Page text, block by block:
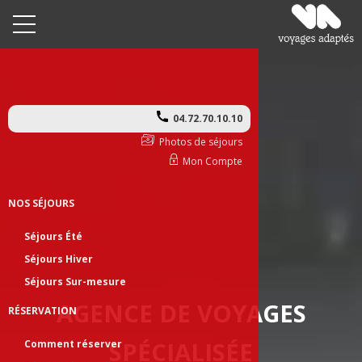
Photos de séjours
Mon Compte
04.72.70.10.10
NOS SÉJOURS
Séjours Été
Séjours Hiver
Séjours Sur-mesure
RÉSERVATION
Comment réserver
AGENCE DE VOYAGES
SPÉCIALISÉE